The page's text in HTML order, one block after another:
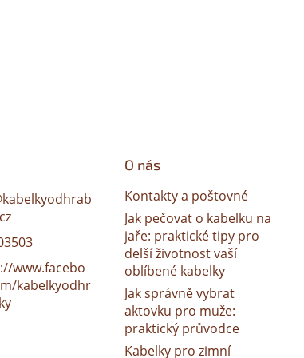
kabelkyodhrab
www.facebo
kabelkyodhr
O nás
Kontakty a poštovné
Jak pečovat o kabelku na
jaře: praktické tipy pro
delší životnost vaší
oblíbené kabelky
Jak správně vybrat
aktovku pro muže:
praktický průvodce
Kabelky pro zimní